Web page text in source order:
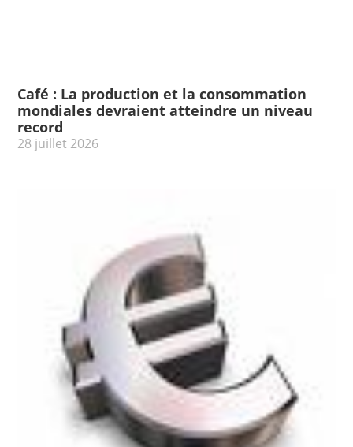
Café : La production et la consommation
mondiales devraient atteindre un niveau
record
28 juillet 2026